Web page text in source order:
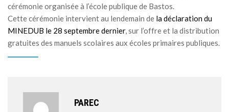
cérémonie organisée à l’école publique de Bastos.
Cette cérémonie intervient au lendemain de la déclaration du
MINEDUB le 28 septembre dernier, sur l’offre et la distribution
gratuites des manuels scolaires aux écoles primaires publiques.
PAREC